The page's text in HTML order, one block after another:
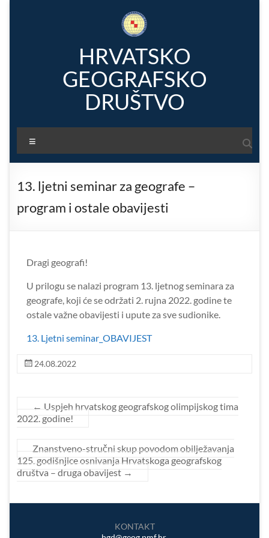
HRVATSKO
GEOGRAFSKO
DRUŠTVO
13. ljetni seminar za geografe –
program i ostale obavijesti
Dragi geografi!
U prilogu se nalazi program 13. ljetnog seminara za
geografe, koji će se održati 2. rujna 2022. godine te
ostale važne obavijesti i upute za sve sudionike.
13. Ljetni seminar_OBAVIJEST
24.08.2022
← Uspjeh hrvatskog geografskog olimpijskog tima
2022. godine!
Znanstveno-stručni skup povodom obilježavanja
125. godišnjice osnivanja Hrvatskoga geografskog
društva – druga obavijest →
KONTAKT